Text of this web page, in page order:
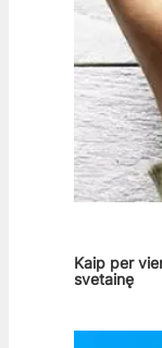
Kaip per
svetainę